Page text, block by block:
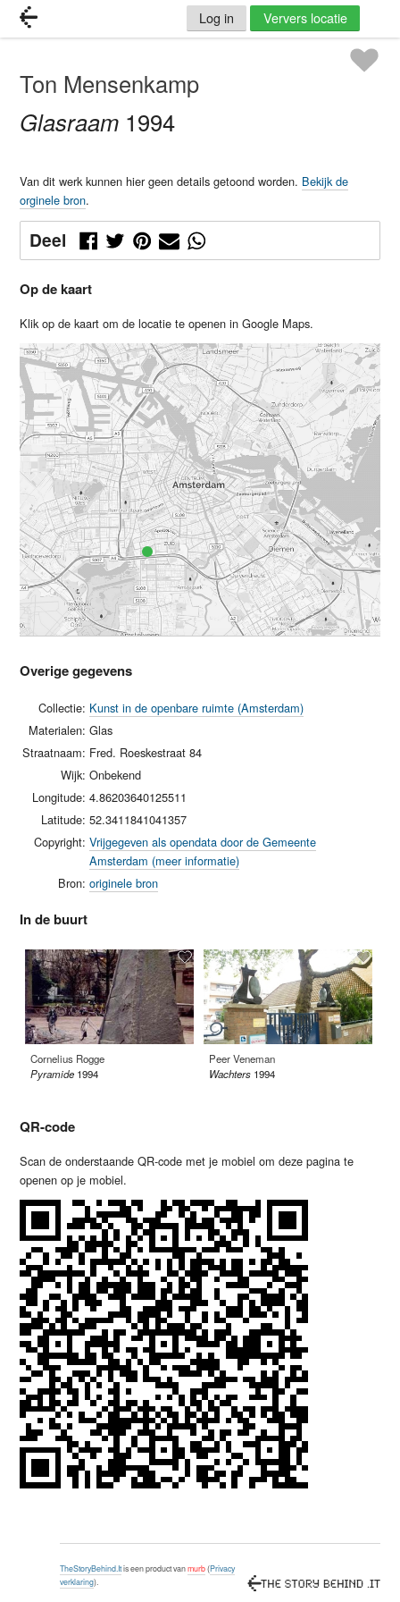
Log in Ververs locatie
Ton Mensenkamp
Glasraam 1994
Van dit werk kunnen hier geen details getoond worden. Bekijk de
orginele bron.
Deel
Op de kaart
Klik op de kaart om de locatie te openen in Google Maps.
Overige gegevens
Collectie: Kunst in de openbare ruimte (Amsterdam)
Materialen: Glas
Straatnaam: Fred. Roeskestraat 84
Wijk: Onbekend
Longitude: 4.86203640125511
Latitude: 52.3411841041357
Copyright: Vrijgegeven als opendata door de Gemeente
Amsterdam (meer informatie)
Bron: originele bron
In de buurt
Cornelius Rogge
Pyramide 1994
Peer Veneman
Wachters 1994
QR-code
Scan de onderstaande QR-code met je mobiel om deze pagina te
openen op je mobiel.
TheStoryBehind.Itis een product vanmurb(Privacy
verklaring).